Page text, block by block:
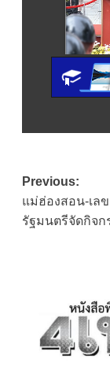
Post
Previous:
แม่ฮ่องสอน-เล
รัฐมนตรีจัดกิจก